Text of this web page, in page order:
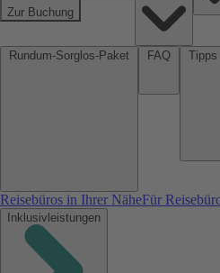
Zur Buchung
Reisebüros in Ihrer NäheFür
Inklusivleistungen